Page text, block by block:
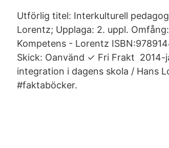
Utförlig titel: Interkulturell
Lorentz; Upplaga: 2. uppl.
Kompetens - Lorentz
Skick: Oanvänd ✓ Fri Frakt
integration i dagens skola / Hans
#faktaböcker.